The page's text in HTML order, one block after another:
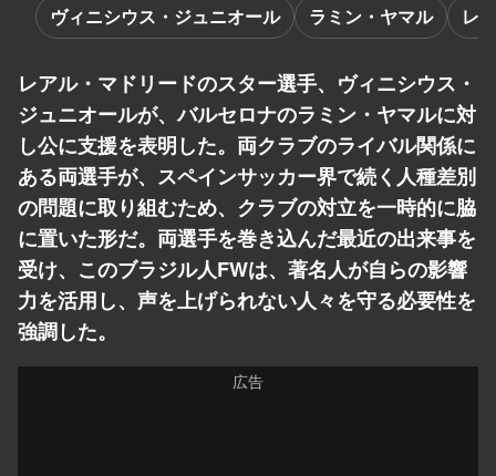
ヴィニシウス・ジュニオール ラミン・ヤマル レ
レアル・マドリードのスター選手、ヴィニシウス・
ジュニオールが、バルセロナのラミン・ヤマルに対
し公に支援を表明した。両クラブのライバル関係に
ある両選手が、スペインサッカー界で続く人種差別
の問題に取り組むため、クラブの対立を一時的に脇
に置いた形だ。両選手を巻き込んだ最近の出来事を
受け、このブラジル人FWは、著名人が自らの影響
力を活用し、声を上げられない人々を守る必要性を
強調した。